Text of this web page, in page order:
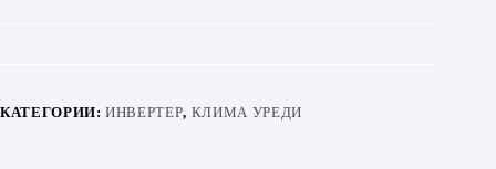
КАТЕГОРИИ:ИНВЕРТЕР, КЛИМА УРЕДИ